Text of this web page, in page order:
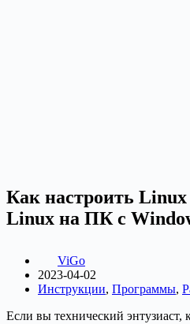
Как настроить
Linux на ПК с
ViGo
2023-04-02
Инструкции, Программы,
Если вы технический